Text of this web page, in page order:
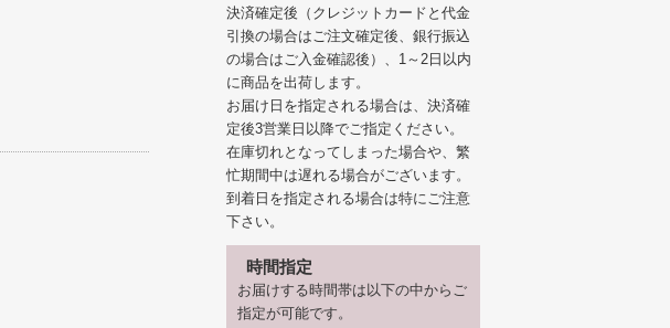
決済確定後（クレジットカードと代金
引換の場合はご注文確定後、銀行振込
の場合はご入金確認後）、1～2日以内
に商品を出荷します。
お届け日を指定される場合は、決済確
定後3営業日以降でご指定ください。
在庫切れとなってしまった場合や、繁
忙期間中は遅れる場合がございます。
到着日を指定される場合は特にご注意
下さい。
時間指定
お届けする時間帯は以下の中からご
指定が可能です。